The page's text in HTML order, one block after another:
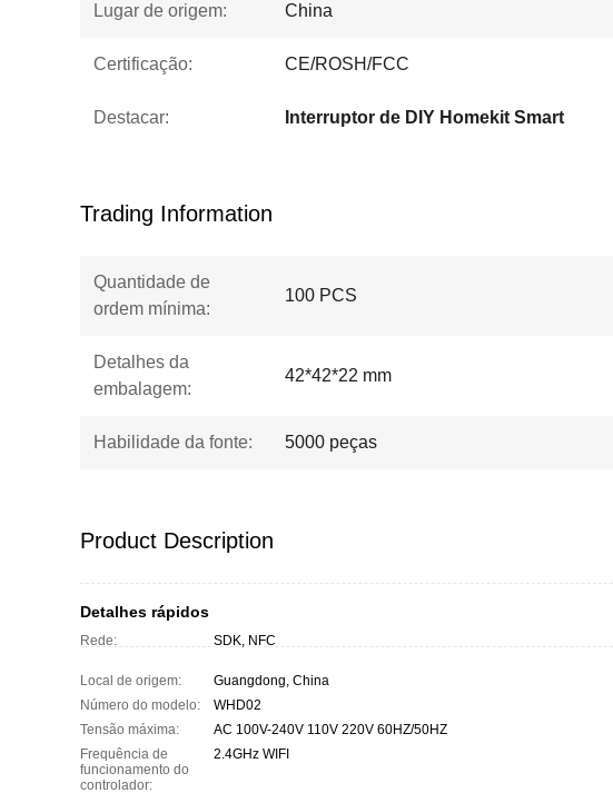
Lugar de origem: China
Certificação: CE/ROSH/FCC
Destacar: Interruptor de DIY Homekit Smart
Trading Information
Quantidade de
ordem mínima:
100 PCS
Detalhes da
embalagem:
42*42*22 mm
Habilidade da fonte: 5000 peças
Product Description
Detalhes rápidos
Rede: SDK, NFC
Local de origem: Guangdong, China
Número do modelo:
WHD02
Tensão máxima:
AC 100V-240V 110V 220V 60HZ/50HZ
Frequência de
funcionamento do
controlador:
2.4GHz WIFI